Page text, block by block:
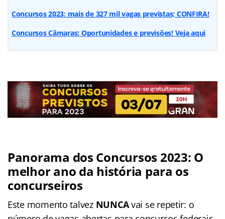
Concursos 2023: mais de 327 mil vagas previstas; CONFIRA!
Concursos Câmaras: Oportunidades e previsões! Veja aqui
Panorama dos Concursos 2023: O
melhor ano da história para os
concurseiros
Este momento talvez NUNCAvai se repetir: o